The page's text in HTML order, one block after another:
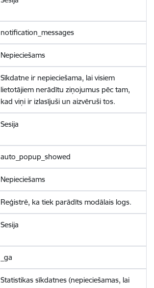
notification_messages
Nepieciešams
Sīkdatne ir nepieciešama, lai visiem
lietotājiem nerādītu ziņojumus pēc tam,
kad viņi ir izlasījuši un aizvēruši tos.
Sesija
auto_popup_showed
Nepieciešams
Reģistrē, ka tiek parādīts modālais logs.
Sesija
_ga
Statistikas sīkdatnes (nepieciešamas, lai